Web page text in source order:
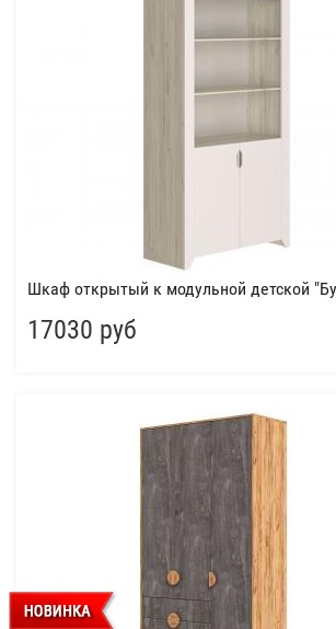
Шкаф открытый к модульной детской
17030 руб